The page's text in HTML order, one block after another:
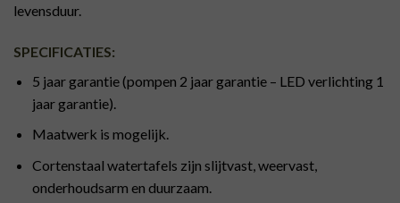
levensduur.
SPECIFICATIES:
5 jaar garantie (pompen 2 jaar garantie – LED verlichting 1
jaar garantie).
Maatwerk is mogelijk.
Cortenstaal watertafels zijn slijtvast, weervast,
onderhoudsarm en duurzaam.